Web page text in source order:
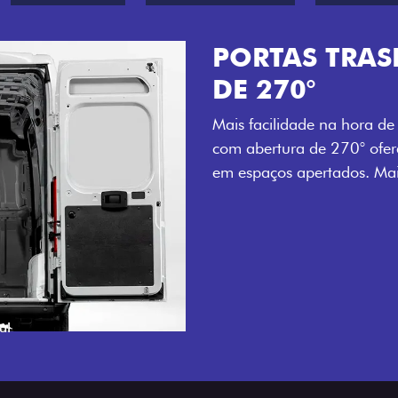
COM ABERTURA
e descarregar. As portas traseiras
ampliado e prático, mesmo
para o seu dia a dia.